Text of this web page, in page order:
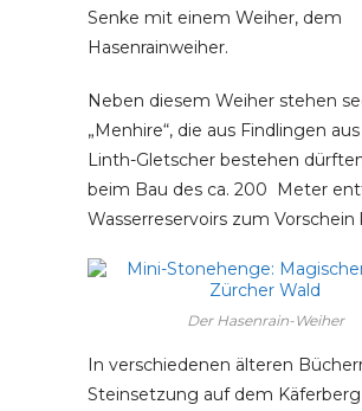
Senke mit einem Weiher, dem
Hasenrainweiher.
Neben diesem Weiher stehen
„Menhire“, die aus Findlingen
Linth-Gletscher bestehen
beim Bau des ca. 200 Meter
Wasserreservoirs zum Vorschein
Der Hasenrain-Weiher
In verschiedenen älteren
Steinsetzung auf dem Käferberg